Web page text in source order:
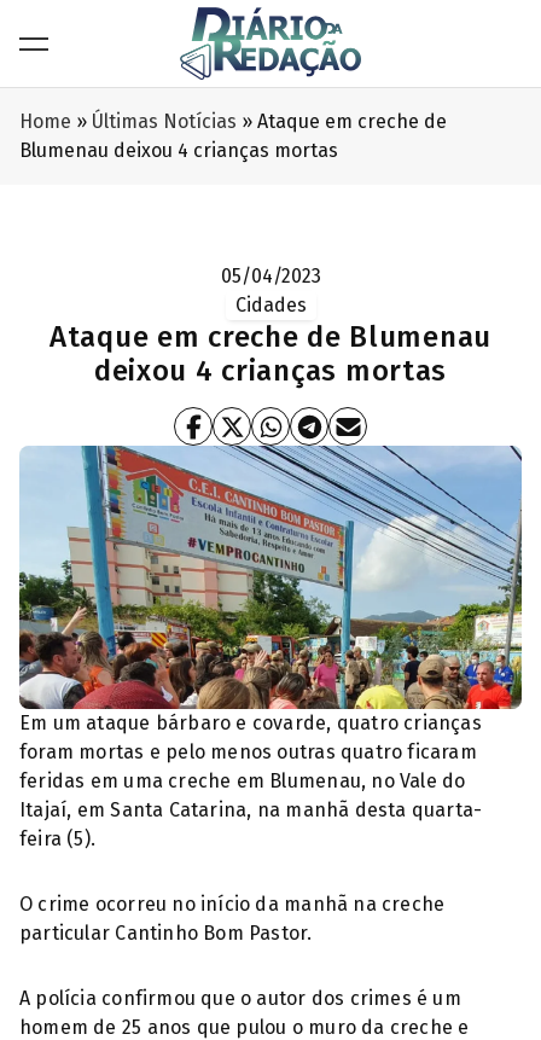
Home » Últimas Notícias » Ataque em creche de
Blumenau deixou 4 crianças mortas
05/04/2023
Cidades
Ataque em creche de Blumenau
deixou 4 crianças mortas
Em um ataque bárbaro e covarde, quatro crianças
foram mortas e pelo menos outras quatro ficaram
feridas em uma creche em Blumenau, no Vale do
Itajaí, em Santa Catarina, na manhã desta quarta-
feira (5).
O crime ocorreu no início da manhã na creche
particular Cantinho Bom Pastor.
A polícia confirmou que o autor dos crimes é um
homem de 25 anos que pulou o muro da creche e